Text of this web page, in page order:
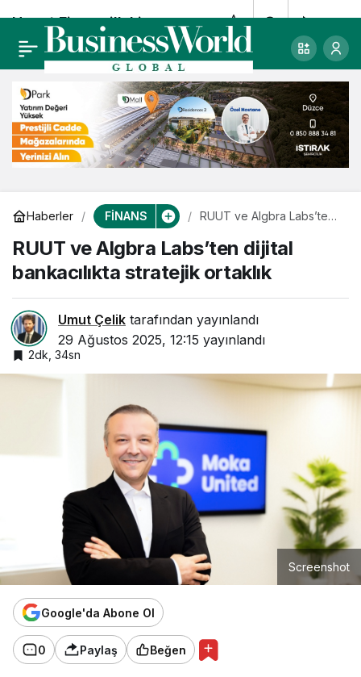
Haberler FİNANS
RUUT ve Algbra Labs’ten
ortaklık
RUUT ve Algbra Labs’ten dijital
bankacılıkta stratejik ortaklık
Umut Çelik tarafından yayınlandı
29 Ağustos 2025, 12:15 yayınlandı
2dk, 34sn
Screenshot
Google'da Abone Ol
0 Paylaş Beğen
Hayat Finans ilk kira
sertifikası ihracını
gerçekleştirdi
0 Paylaş